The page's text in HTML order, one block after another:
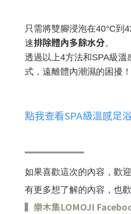
只需將雙腳浸泡在40°C到
速排除體內多餘水分。
透過以上4方法和SPA級
式，遠離體內潮濕的困擾！
點我查看SPA級溫感足
═════
如果喜歡這次的內容，歡
有更多想了解的內容，也
▍樂木集LOMOJI